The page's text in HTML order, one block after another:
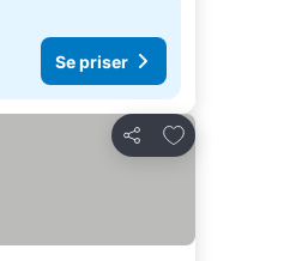
Se priser
Del
Føj til favoritter